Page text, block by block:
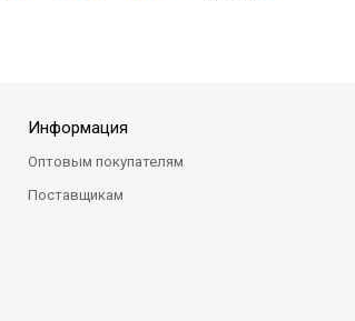
Информация
Оптовым покупателям
Поставщикам